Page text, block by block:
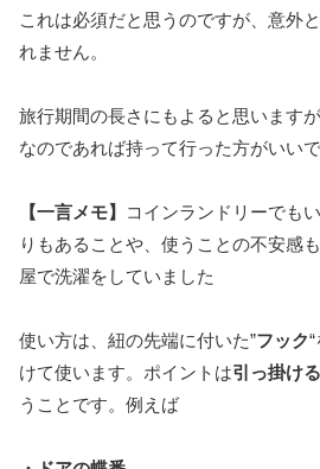
これは必須だと思うのですが、意外
れません。
旅行期間の長さにもよると思います
なのであれば持って行った方がいいで
【一言メモ】
コインランドリーでも
りもあることや、使うことの不安感
屋で洗濯をしていました
使い方は、紐の先端に付いた”フック
けて使います。ポイントは引っ掛け
うことです。例えば